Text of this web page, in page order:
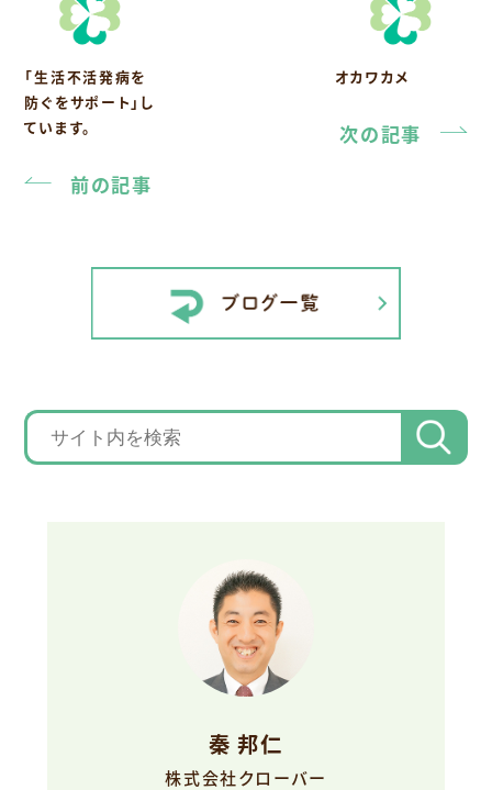
「生活不活発病を
防ぐをサポート」し
ています。
前の記事
オカワカメ
次の記事
秦 邦仁
株式会社クローバー